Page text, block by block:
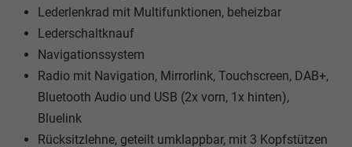
Lederlenkrad mit Multifunktionen, beheizbar
Lederschaltknauf
Navigationssystem
Radio mit Navigation, Mirrorlink, Touchscreen, DAB+,
Bluetooth Audio und USB (2x vorn, 1x hinten),
Bluelink
Rücksitzlehne, geteilt umklappbar, mit 3 Kopfstützen